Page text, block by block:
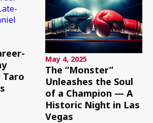
May 4, 2025
The “Monster”
Unleashes the Soul
of a Champion — A
Historic Night in Las
Vegas